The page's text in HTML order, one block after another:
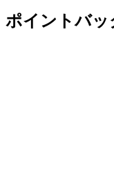
ポイントバッ